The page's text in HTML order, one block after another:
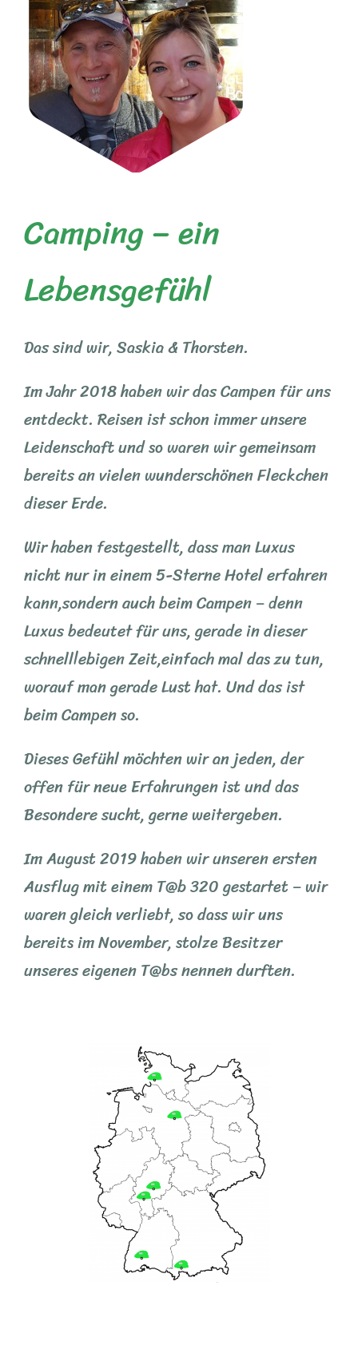
Camping – ein
Lebensgefühl
Das sind wir, Saskia & Thorsten.
Im Jahr 2018 haben wir das Campen für uns
entdeckt. Reisen ist schon immer unsere
Leidenschaft und so waren wir gemeinsam
bereits an vielen wunderschönen Fleckchen
dieser Erde.
Wir haben festgestellt, dass man Luxus
nicht nur in einem 5-Sterne Hotel erfahren
kann,sondern auch beim Campen – denn
Luxus bedeutet für uns, gerade in dieser
schnelllebigen Zeit,einfach mal das zu tun,
worauf man gerade Lust hat. Und das ist
beim Campen so.
Dieses Gefühl möchten wir an jeden, der
offen für neue Erfahrungen ist und das
Besondere sucht, gerne weitergeben.
Im August 2019 haben wir unseren ersten
Ausflug mit einem T@b 320 gestartet – wir
waren gleich verliebt, so dass wir uns
bereits im November, stolze Besitzer
unseres eigenen T@bs nennen durften.